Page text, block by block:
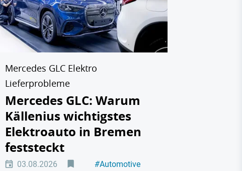
Mercedes GLC Elektro
Lieferprobleme
Mercedes GLC: Warum
Källenius wichtigstes
Elektroauto in Bremen
feststeckt
03.08.2026 #Automotive